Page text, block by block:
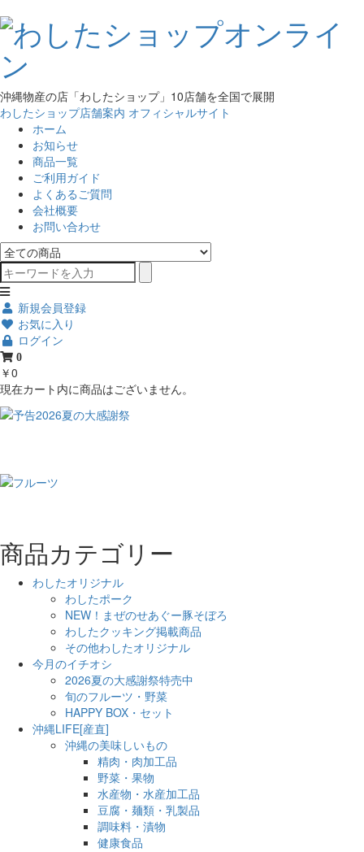
沖縄物産の店「わしたショップ」10店舗を全国で展開
わしたショップ店舗案内 オフィシャルサイト
ホーム
お知らせ
商品一覧
ご利用ガイド
よくあるご質問
会社概要
お問い合わせ
新規会員登録
お気に入り
ログイン
0
￥0
現在カート内に商品はございません。
商品カテゴリー
わしたオリジナル
わしたポーク
NEW！まぜのせあぐー豚そぼろ
わしたクッキング掲載商品
その他わしたオリジナル
今月のイチオシ
2026夏の大感謝祭特売中
旬のフルーツ・野菜
HAPPY BOX・セット
沖縄LIFE[産直]
沖縄の美味しいもの
精肉・肉加工品
野菜・果物
水産物・水産加工品
豆腐・麺類・乳製品
調味料・漬物
健康食品